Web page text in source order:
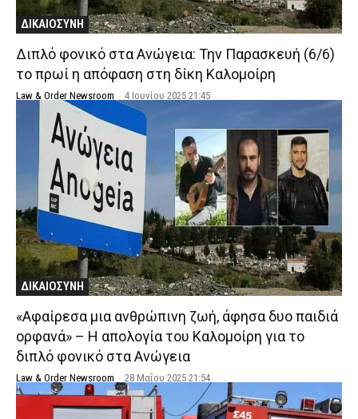
ΔΙΚΑΙΟΣΥΝΗ
Διπλό φονικό στα Ανώγεια: Την Παρασκευή (6/6)
το πρωί η απόφαση στη δίκη Καλομοίρη
Law & Order Newsroom - 4 Ιουνίου 2025 21:45
ΔΙΚΑΙΟΣΥΝΗ
«Αφαίρεσα μια ανθρώπινη ζωή, άφησα δυο παιδιά
ορφανά» – Η απολογία του Καλομοίρη για το
διπλό φονικό στα Ανώγεια
Law & Order Newsroom - 28 Μαΐου 2025 21:54